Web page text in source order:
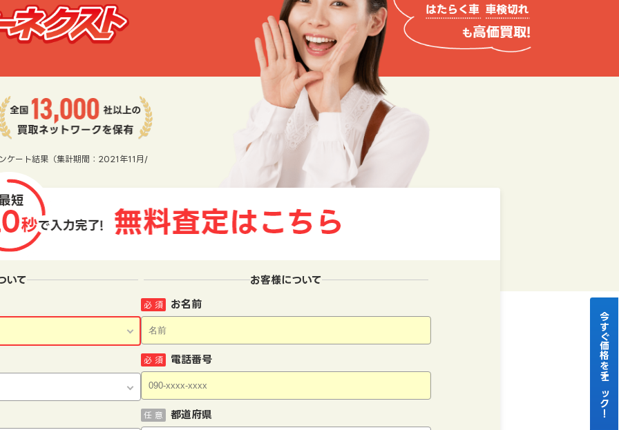
ケート結果（集計期間：2021年11月/
いて お客様について
お名前
必 須
電話番号
必 須
都道府県
任 意 今すぐ価格をチェック！